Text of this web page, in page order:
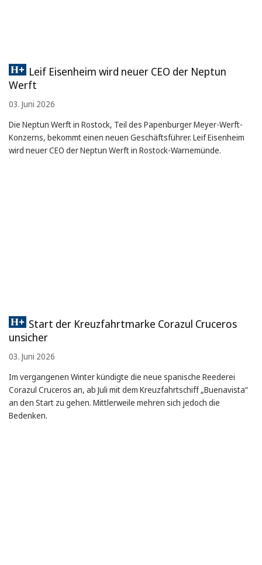
Leif Eisenheim wird neuer CEO der Neptun
Werft
03. Juni 2026
Die Neptun Werft in Rostock, Teil des Papenburger Meyer-Werft-
Konzerns, bekommt einen neuen Geschäftsführer. Leif Eisenheim
wird neuer CEO der Neptun Werft in Rostock-Warnemünde.
Start der Kreuzfahrtmarke Corazul Cruceros
unsicher
03. Juni 2026
Im vergangenen Winter kündigte die neue spanische Reederei
Corazul Cruceros an, ab Juli mit dem Kreuzfahrtschiff „Buenavista“
an den Start zu gehen. Mittlerweile mehren sich jedoch die
Bedenken.